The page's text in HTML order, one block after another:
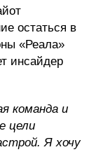
остаться в
«Реала»
инсайдер
команда и
цели
Я хочу